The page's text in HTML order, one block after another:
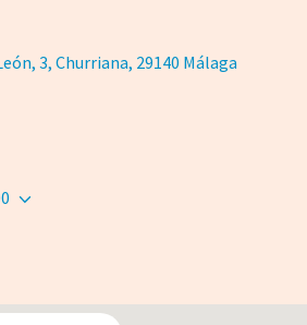
3, Churriana, 29140 Málaga